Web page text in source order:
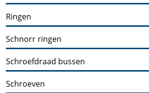
Ringen
Schnorr ringen
Schroefdraad bussen
Schroeven